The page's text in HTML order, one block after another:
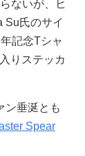
ないが、ヒ
Su氏のサイ
記念Tシャ
りステッカ
垂涎とも
Spear